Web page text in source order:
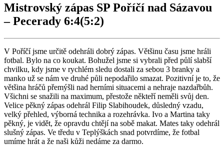
Mistrovský zápas SP Poříčí nad Sázavou
– Pecerady 6:4(5:2)
V Poříčí jsme určitě odehráli dobrý zápas. Většinu času jsme hráli
fotbal. Bylo na co koukat. Bohužel jsme si vybrali před půlí slabší
chvilku, kdy jsme v rychlém sledu dostali za sebou 3 branky a
manko už se nám ve druhé půli nepodařilo smazat. Pozitivní je to, že
většina hráčů přemýšli nad herními situacemi a nehraje nazdařbůh.
Všichni se snažili na maximum, přestože někteří neměli svůj den.
Velice pěkný zápas odehrál Filip Slabihoudek, důsledný vzadu,
velký přehled, výborná technika a rozehrávka. Ivo a Martina taky
pěkný, je vidět, že opravdu chtějí na sobě makat. Mates taky odehrál
slušný zápas. Ve tředu v Teplýškách snad potvrdíme, že fotbal
umíme hrát a že naši kůži nedáme za darmo.